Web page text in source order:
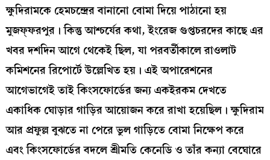
ক্ষুদিরামকে হেমচন্দ্রের বানানো বোমা দিয়ে পাঠানো হয়
মুজফ্ফরপুর। কিন্তু আশ্চর্যের কথা, ইংরেজ গুপ্তচরদের কাছে এর
খবর দশদিন আগে থেকেই ছিল, যা পরবর্তীকালে রাওলাট
কমিশনের রিপোর্টে উল্লেখিত হয়। এই অপারেশনের
আগেভাগেই তাই কিংসফোর্ডের জন‍্য একইরকম দেখতে
একাধিক ঘোড়ার গাড়ির আয়োজন করে রাখা হয়েছিল। ক্ষুদিরাম
আর প্রফুল্ল বুঝতে না পেরে ভুল গাড়িতে বোমা নিক্ষেপ করে
এবং কিংসফোর্ডের বদলে শ্রীমতি কেনেডি ও তাঁর কন‍্যা বেঘোরে